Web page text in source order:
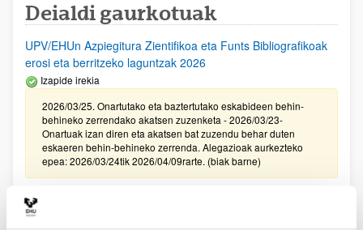
Deialdi gaurkotuak
UPV/EHUn Azpiegitura Zientifikoa eta Funts Bibliografikoak
erosi eta berritzeko laguntzak 2026
Izapide irekia
2026/03/25. Onartutako eta baztertutako eskabideen behin-
behineko zerrendako akatsen zuzenketa - 2026/03/23-
Onartuak izan diren eta akatsen bat zuzendu behar duten
eskaeren behin-behineko zerrenda. Alegazioak aurkezteko
epea: 2026/03/24tik 2026/04/09rarte. (biak barne)
Zientzia, Teknologia eta Berrikuntza arloetako kultura
sustatzeko laguntzen deialdia (FECYT) 2026